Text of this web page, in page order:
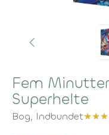
Fem
Superhelte
Bog, Indbundet★★★